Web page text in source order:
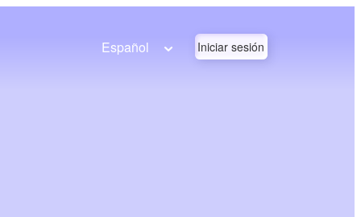
Español Iniciar sesión